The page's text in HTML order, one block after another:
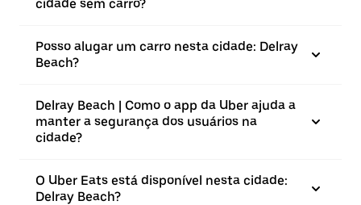
cidade sem carro?
Posso alugar um carro nesta cidade: Delray
Beach?
Delray Beach | Como o app da Uber ajuda a
manter a segurança dos usuários na
cidade?
O Uber Eats está disponível nesta cidade:
Delray Beach?